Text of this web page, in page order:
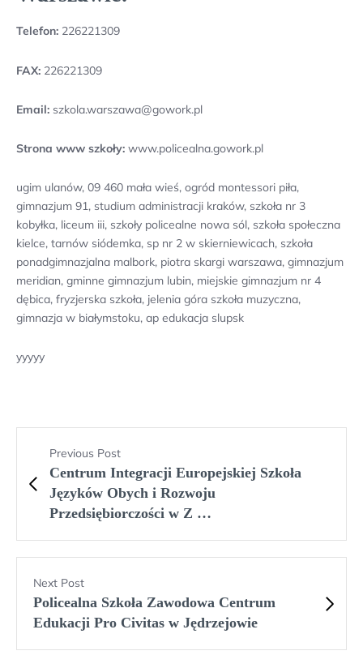
Telefon: 226221309
FAX: 226221309
Email: szkola.warszawa@gowork.pl
Strona www szkoły: www.policealna.gowork.pl
ugim ulanów, 09 460 mała wieś, ogród montessori piła,
gimnazjum 91, studium administracji kraków, szkoła nr 3
kobyłka, liceum iii, szkoły policealne nowa sól, szkoła społeczna
kielce, tarnów siódemka, sp nr 2 w skierniewicach, szkoła
ponadgimnazjalna malbork, piotra skargi warszawa, gimnazjum
meridian, gminne gimnazjum lubin, miejskie gimnazjum nr 4
dębica, fryzjerska szkoła, jelenia góra szkoła muzyczna,
gimnazja w białymstoku, ap edukacja slupsk
yyyyy
Previous Post
Centrum Integracji Europejskiej Szkoła
Języków Obych i Rozwoju
Przedsiębiorczości w Z …
Next Post
Policealna Szkoła Zawodowa Centrum
Edukacji Pro Civitas w Jędrzejowie